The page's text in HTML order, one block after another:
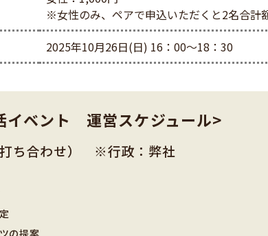
※女性のみ、ペアで申込いただくと2名合計
2025年10月26日(日) 16：00～18：30
イベント 運営スケジュール>
ち合わせ） ※行政：弊社
の提案